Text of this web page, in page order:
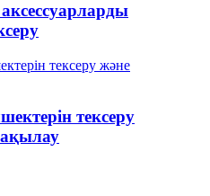
тексеру